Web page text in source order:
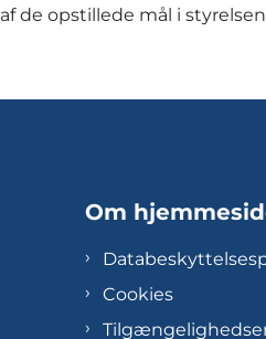
de opstillede mål i
Om
Cookies